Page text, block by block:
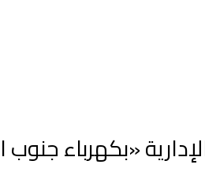
«بكهرباء جنوب